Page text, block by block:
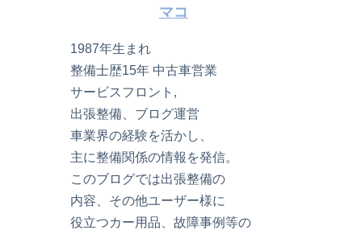
マコ
1987年生まれ
整備士歴15年 中古車営業
サービスフロント,
出張整備、ブログ運営
車業界の経験を活かし、
主に整備関係の情報を発信。
このブログでは出張整備の
内容、その他ユーザー様に
役立つカー用品、故障事例等の